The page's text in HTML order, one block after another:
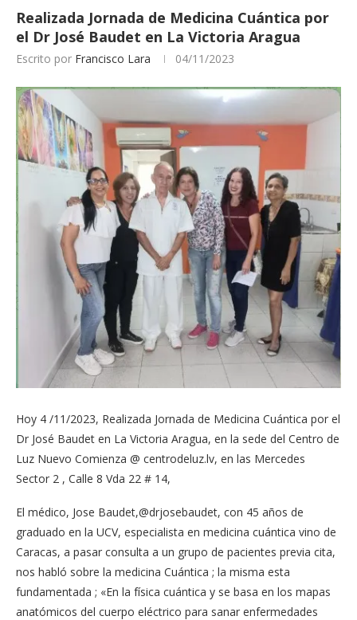
Realizada Jornada de Medicina Cuántica por
el Dr José Baudet en La Victoria Aragua
Escrito por Francisco Lara 04/11/2023
Hoy 4 /11/2023, Realizada Jornada de Medicina Cuántica por el
Dr José Baudet en La Victoria Aragua, en la sede del Centro de
Luz Nuevo Comienza @ centrodeluz.lv, en las Mercedes
Sector 2 , Calle 8 Vda 22 # 14,
El médico, Jose Baudet,@drjosebaudet, con 45 años de
graduado en la UCV, especialista en medicina cuántica vino de
Caracas, a pasar consulta a un grupo de pacientes previa cita,
nos habló sobre la medicina Cuántica ; la misma esta
fundamentada ; «En la física cuántica y se basa en los mapas
anatómicos del cuerpo eléctrico para sanar enfermedades